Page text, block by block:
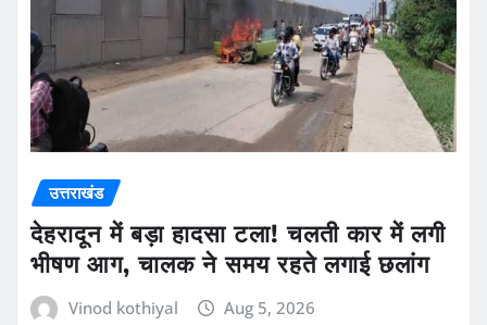
उत्तराखंड
देहरादून में बड़ा हादसा टला! चलती कार में लगी
भीषण आग, चालक ने समय रहते लगाई छलांग
Vinod kothiyal Aug 5, 2026